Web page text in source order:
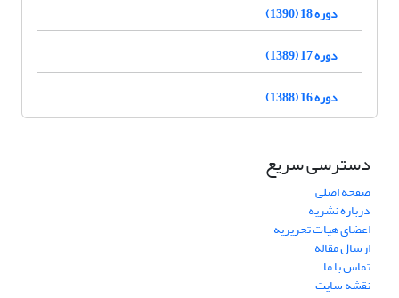
دوره 18 (1390)
دوره 17 (1389)
دوره 16 (1388)
دسترسی سریع
صفحه اصلی
درباره نشریه
اعضای هیات تحریریه
ارسال مقاله
تماس با ما
نقشه سایت